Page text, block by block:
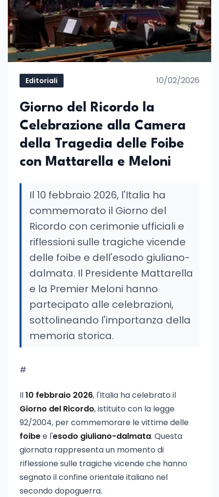
Editoriali 10/02/2026
Giorno del Ricordo la
Celebrazione alla Camera
della Tragedia delle Foibe
con Mattarella e Meloni
Il 10 febbraio 2026, l'Italia ha
commemorato il Giorno del
Ricordo con cerimonie ufficiali e
riflessioni sulle tragiche vicende
delle foibe e dell'esodo giuliano-
dalmata. Il Presidente Mattarella
e la Premier Meloni hanno
partecipato alle celebrazioni,
sottolineando l'importanza della
memoria storica.
#
Il10 febbraio 2026, l'Italia ha celebrato il
Giorno del Ricordo, istituito con la legge
92/2004, per commemorare le vittime delle
foibee l'esodo giuliano-dalmata. Questa
giornata rappresenta un momento di
riflessione sulle tragiche vicende che hanno
segnato il confine orientale italiano nel
secondo dopoguerra.